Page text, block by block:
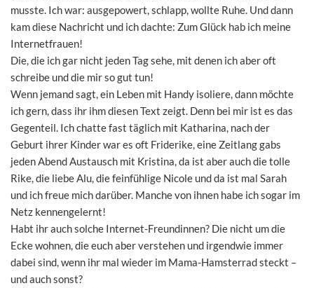
musste. Ich war: ausgepowert, schlapp, wollte Ruhe. Und dann
kam diese Nachricht und ich dachte: Zum Glück hab ich meine
Internetfrauen!
Die, die ich gar nicht jeden Tag sehe, mit denen ich aber oft
schreibe und die mir so gut tun!
Wenn jemand sagt, ein Leben mit Handy isoliere, dann möchte
ich gern, dass ihr ihm diesen Text zeigt. Denn bei mir ist es das
Gegenteil. Ich chatte fast täglich mit Katharina, nach der
Geburt ihrer Kinder war es oft Friderike, eine Zeitlang gabs
jeden Abend Austausch mit Kristina, da ist aber auch die tolle
Rike, die liebe Alu, die feinfühlige Nicole und da ist mal Sarah
und ich freue mich darüber. Manche von ihnen habe ich sogar im
Netz kennengelernt!
Habt ihr auch solche Internet-Freundinnen? Die nicht um die
Ecke wohnen, die euch aber verstehen und irgendwie immer
dabei sind, wenn ihr mal wieder im Mama-Hamsterrad steckt –
und auch sonst?